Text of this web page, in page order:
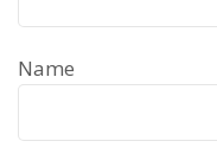
Name